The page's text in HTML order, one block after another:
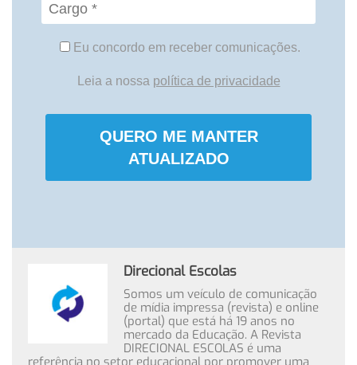
Eu concordo em receber comunicações.
Leia a nossa política de privacidade
QUERO ME MANTER
ATUALIZADO
Direcional Escolas
Somos um veículo de comunicação
de mídia impressa (revista) e online
(portal) que está há 19 anos no
mercado da Educação. A Revista
DIRECIONAL ESCOLAS é uma